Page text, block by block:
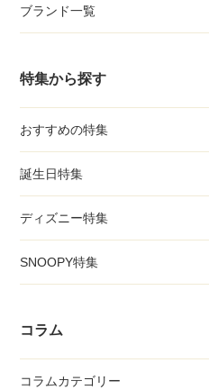
ブランド一覧
特集から探す
おすすめの特集
誕生日特集
ディズニー特集
SNOOPY特集
コラム
コラムカテゴリー